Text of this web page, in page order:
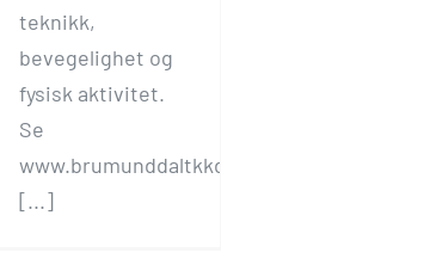
teknikk,
bevegelighet og
fysisk aktivitet.
Se
www.brumunddaltkkd.no
[...]